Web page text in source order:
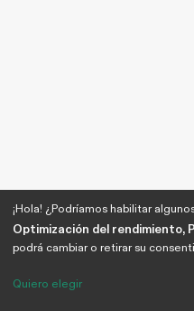
¡Hola! ¿Podríamos habilitar
Optimización del rendimiento,
podrá cambiar o retirar su
Quiero elegir